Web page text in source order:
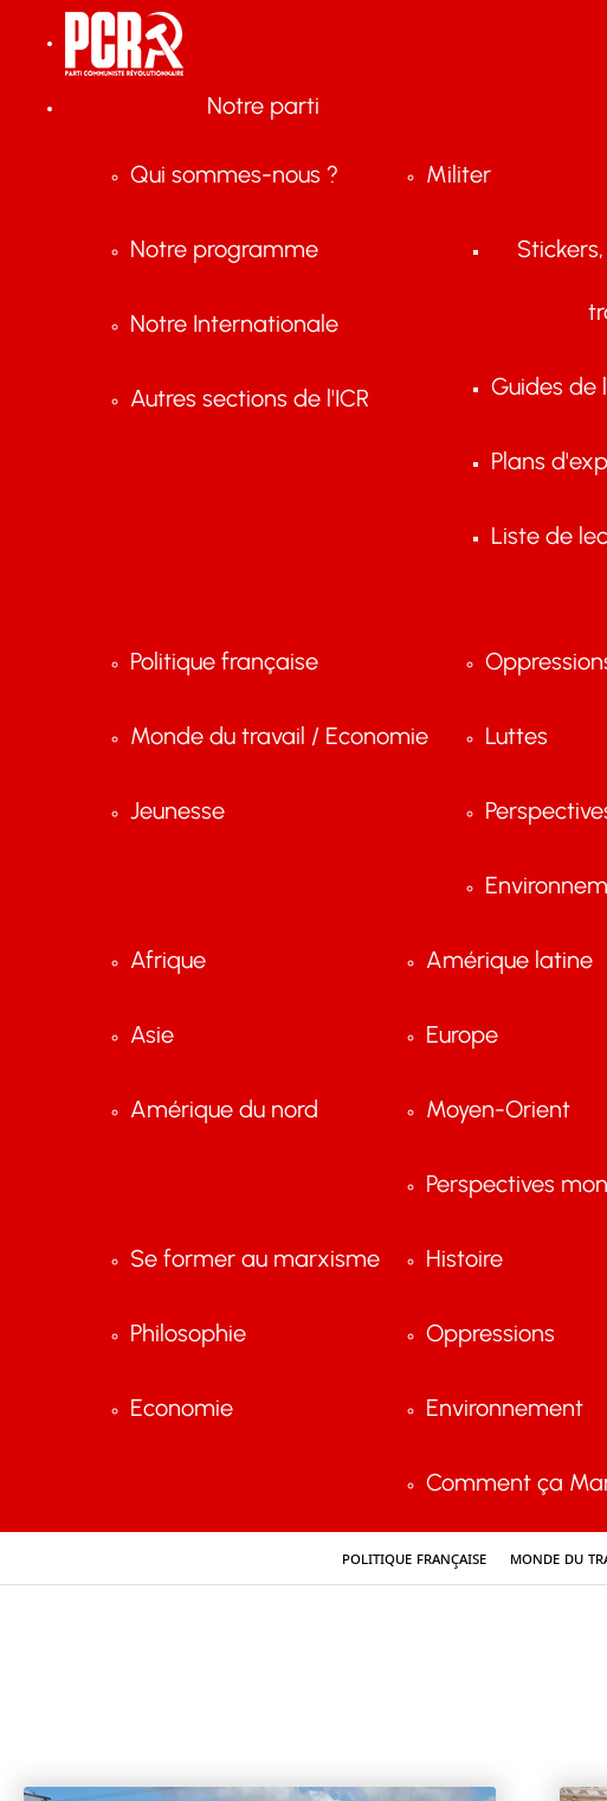
Notre parti
Qui sommes-nous ?
Notre programme
Notre Internationale
Autres sections de l'ICR
Militer
Guides de
Plans
Liste de
Politique française
Monde du travail / Economie
Jeunesse
Luttes
Afrique
Asie
Amérique du nord
Amérique latine
Europe
Moyen-Orient
Perspectives
Se former au marxisme
Philosophie
Economie
Histoire
Oppressions
Environnement
Comment ça
Politique française Monde du